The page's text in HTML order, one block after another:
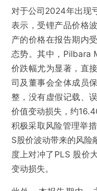
对于公司2024年出现
表示，受锂产品价格
产的价格在报告期内
态势。其中，Pilbara
价跌幅尤为显著，直
司及董事会全体成员
整，没有虚假记载、
价值变动损失，约
积极采取风险管理举
S股价波动带来的风险
度上对冲了PLS 股价
变动损失。